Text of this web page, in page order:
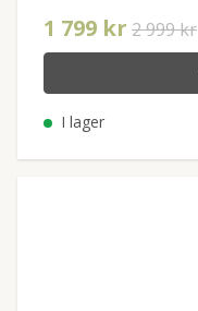
1 799 kr 2 999 kr
I lager